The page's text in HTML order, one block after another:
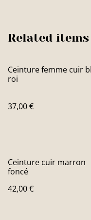
Related items
Ceinture femme cuir
roi
37,00 €
Ceinture cuir marron
foncé
42,00 €